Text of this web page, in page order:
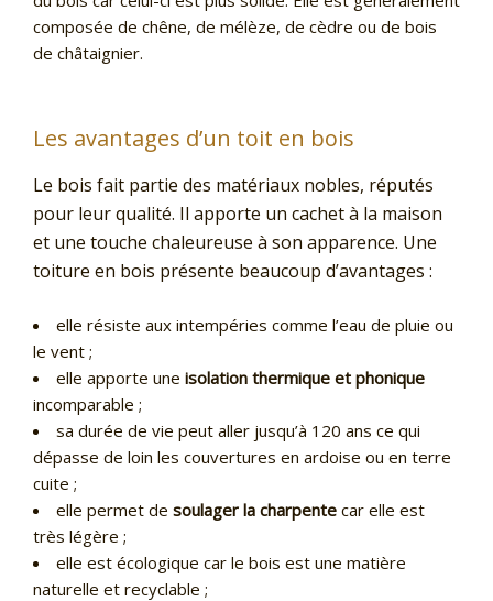
composée de chêne, de mélèze, de cèdre ou de bois
de châtaignier.
Les avantages d’un toit en bois
Le bois fait partie des matériaux nobles, réputés
pour leur qualité. Il apporte un cachet à la maison
et une touche chaleureuse à son apparence. Une
toiture en bois présente beaucoup d’avantages :
elle résiste aux intempéries comme l’eau de pluie ou
le vent ;
elle apporte une isolation thermique et phonique
incomparable ;
sa durée de vie peut aller jusqu’à 120 ans ce qui
dépasse de loin les couvertures en ardoise ou en terre
cuite ;
elle permet de soulager la charpente car elle est
très légère ;
elle est écologique car le bois est une matière
naturelle et recyclable ;